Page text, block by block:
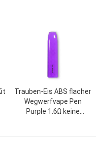
Trauben-Eis ABS flacher
Wegwerfvape Pen
Purple 1.6Ω keine